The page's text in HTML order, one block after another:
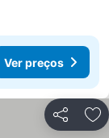
Ver preços
Partilhar